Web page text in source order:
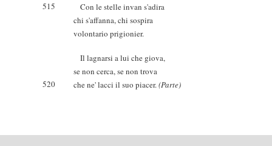
515
Con le stelle invan s'adira
chi s'affanna, chi sospira
volontario prigionier.
Il lagnarsi a lui che giova,
se non cerca, se non trova
520
che ne' lacci il suo piacer.(Parte)